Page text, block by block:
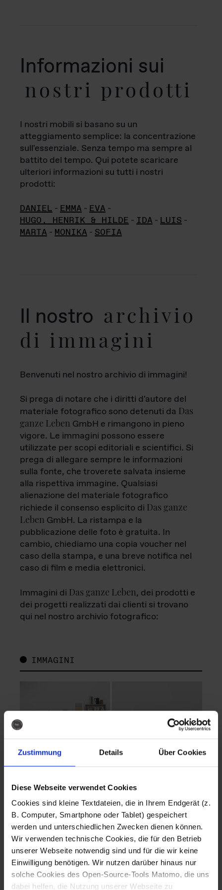
Zustimmung Details Über Cookies
Diese Webseite verwendet Cookies
Cookies sind kleine Textdateien, die in Ihrem Endgerät (z.
B. Computer, Smartphone oder Tablet) gespeichert
werden und unterschiedlichen Zwecken dienen können.
Wir verwenden technische Cookies, die für den Betrieb
unserer Webseite notwendig sind und für die wir keine
Einwilligung benötigen. Wir nutzen darüber hinaus nur
solche Cookies des Open-Source-Tools Matomo, die uns
dabei helfen, die Nutzung unserer Webseite zu
Informazioni sui
nostri prodotti
I nostri mobili si basano su un
atteggiamento semplice: la concentrazione
sull'essenziale. Senza tempo ma sempre al
battito del tempo. Qui potete scaricare
ulteriori informazioni su tutti i nostri
prodotti:
DANIEL - EMMA - EVA -
HUGO, HENRIK & HILDE - IDA - LUIS -
MARTA - MONIKA - SOFIA
Il nostro archivio
di immagini
Benvenuti nel nostro archivio di immagini!
Si prega di notare che i diritti d'autore del
materiale fotografico sono detenuti da Das
ganze Leben GmbH e rimangono in pieno
vigore. Le immagini possono essere
utilizzate per scopi editoriali e scientifici. Si
prega di allegare sempre le informazioni
sulla fonte, che troverete salvata insieme
alla rispettiva immagine. Qualsiasi
alienazione del materiale fotografico
richiede il consenso esplicito di Das ganze
Leben GmbH. La ristampa e la
pubblicazione delle foto è gratuita. In
cambio, chiediamo una copia voucher nel
caso della stampa, e una breve notifica nel
caso di film e media elettronici.
Immagini di Das ganze Leben, dei prodotti e
dei progetti realizzati dai clienti si trovano
qui nel nostro archivio fotografico:
IMMAGINI
Fotografo: Lorenz
Sternbach
Download
Fotografo: Lorenz
Sternbach
Download